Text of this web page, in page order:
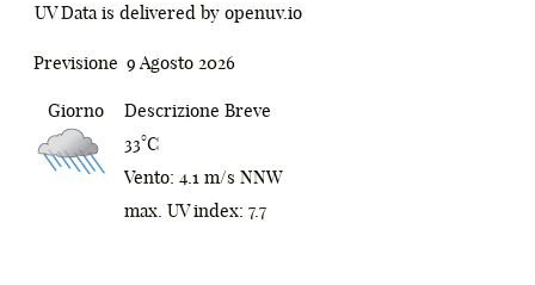
UV Data is delivered by openuv.io
Previsione 9 Agosto 2026
Giorno
Descrizione Breve
33°C
Vento: 4.1 m/s NNW
max. UV index: 7.7
8
9
_
-
0
:
[
]
{
} 1
0
1
2
4